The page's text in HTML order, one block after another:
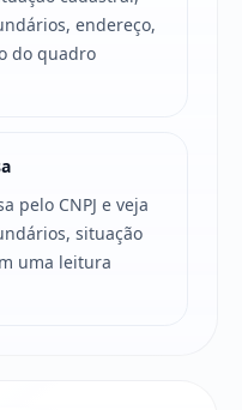
endereço,
do quadro
pelo CNPJ e veja
situação
uma leitura